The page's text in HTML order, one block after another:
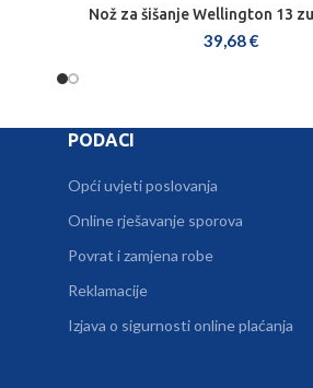
DODAJ U KOŠARICU
Nož za šišanje Wellington 13
39,68€
PODACI
Opći uvjeti poslovanja
Online rješavanje sporova
Povrat i zamjena robe
Reklamacije
Izjava o sigurnosti online plaćanja